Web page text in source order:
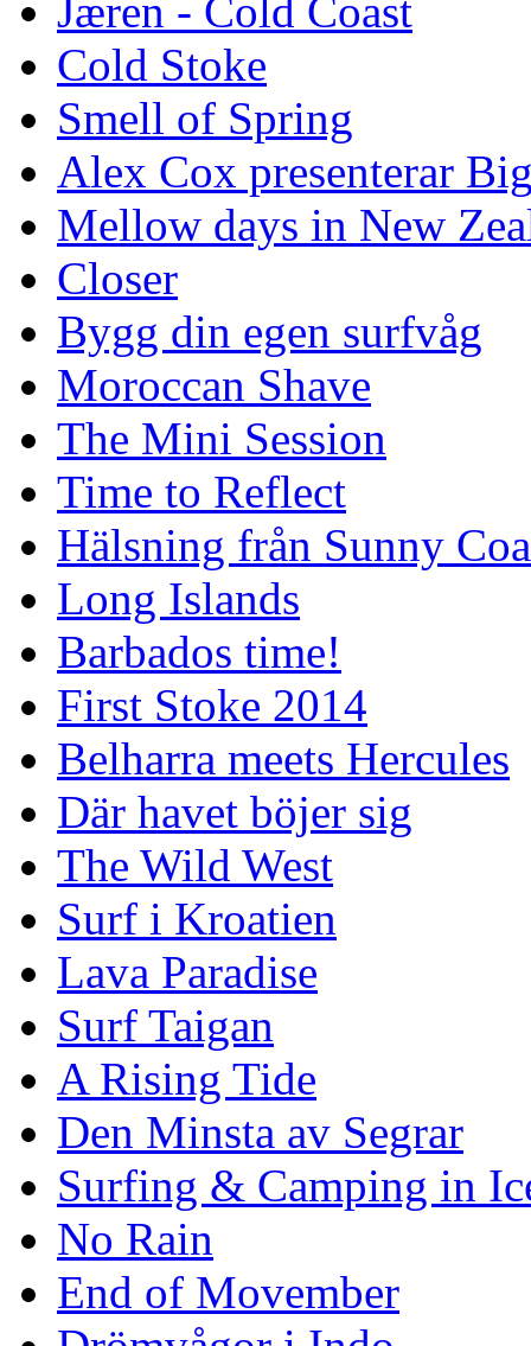
Jæren - Cold Coast
Cold Stoke
Smell of Spring
Alex Cox presenterar
Mellow days in New
Closer
Bygg din egen surfvåg
Moroccan Shave
The Mini Session
Time to Reflect
Hälsning från Sunny
Long Islands
Barbados time!
First Stoke 2014
Belharra meets Hercules
Där havet böjer sig
The Wild West
Surf i Kroatien
Lava Paradise
Surf Taigan
A Rising Tide
Den Minsta av Segrar
Surfing & Camping in
No Rain
End of Movember